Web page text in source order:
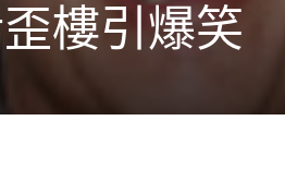
樓引爆笑